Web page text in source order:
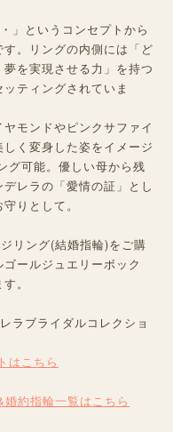
」というコンセプトから
。リングの内側には「ど
を実現させる力」を持つ
ティングされていま
モンドやピンクサファイ
く変身した姿をイメージ
グ可能。優しい母から残
レラの「愛情の証」とし
りとして。
リング(結婚指輪)をご購
ールジュエリーボック
。
ラブライダルコレクショ
はこちら
約指輪一覧はこちら